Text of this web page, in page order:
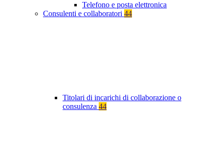
Telefono e posta elettronica
Consulenti e collaboratori 44
Titolari di incarichi di collaborazione o
consulenza 44